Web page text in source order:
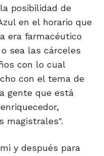
posibilidad de
en el horario que
era farmacéutico
sea las cárceles
con lo cual
con el tema de
gente que está
magistrales".
y después para